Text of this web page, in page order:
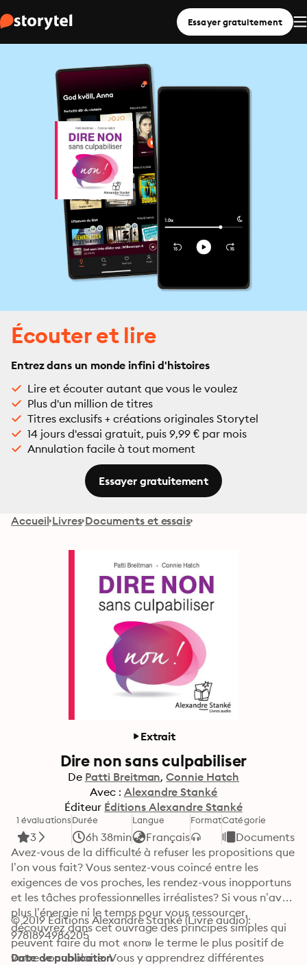
Essayer gratuitement
Écouter et lire
Entrez dans un monde infini d'histoires
Lire et écouter autant que vous le voulez
Plus d'un million de titres
Titres exclusifs + créations originales Storytel
14 jours d'essai gratuit, puis 9,99 € par mois
Annulation facile à tout moment
Essayer gratuitement
Accueil Livres Documents et essais
Extrait
Dire non sans culpabiliser
De Patti Breitman Connie Hatch
Avec : Alexandre Stanké
Éditeur Éditions Alexandre Stanké
1 évaluations
3
Durée
6h 38min
Langue
Français
FormatCatégorie
Documents
Avez-vous de la difficulté à refuser les propositions que
l’on vous fait? Vous sentez-vous coincé entre les
exigences de vos proches, les rendez-vous inopportuns
et les tâches professionnelles irréalistes? Si vous n’avez
plus l’énergie ni le temps pour vous ressourcer,
découvrez dans cet ouvrage des principes simples qui
peuvent faire du mot «non» le terme le plus positif de
votre vocabulaire. Vous y apprendrez différentes
© 2019 Éditions Alexandre Stanké (Livre audio):
9781894986205
Date de publication